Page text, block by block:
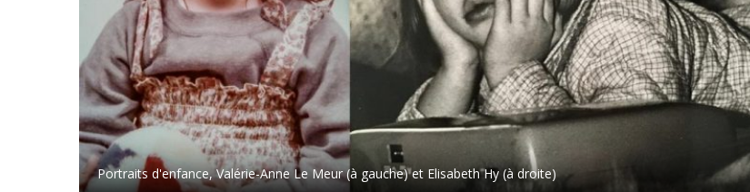
Portraits d'enfance, Valérie-Anne Le Meur (à gauche) et Elisabeth Hy (à droite)